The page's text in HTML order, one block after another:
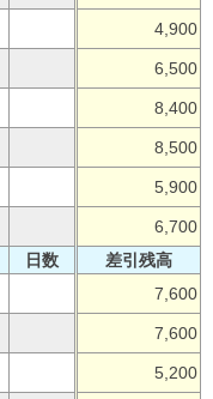
4,900
6,500
8,400
8,500
5,900
6,700
日数
差引残高
7,600
7,600
5,200